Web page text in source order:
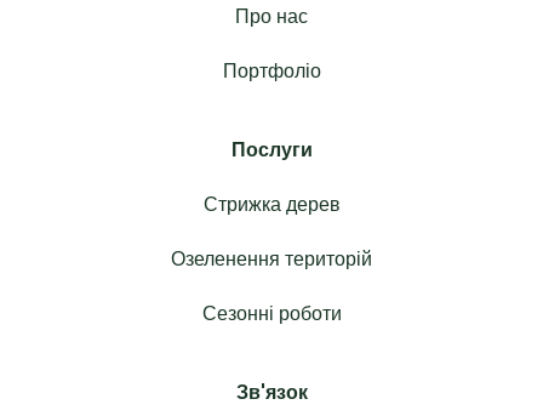
Про нас
Портфоліо
Послуги
Стрижка дерев
Озеленення територій
Сезонні роботи
Зв'язок